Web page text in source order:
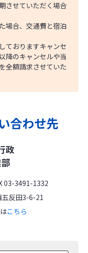
させていただく場合
場合、交通費と宿泊
ておりますキャンセ
降のキャンセルや当
全額請求させていた
合わせ先
政
3491-1332
五反田3-6-21
こちら